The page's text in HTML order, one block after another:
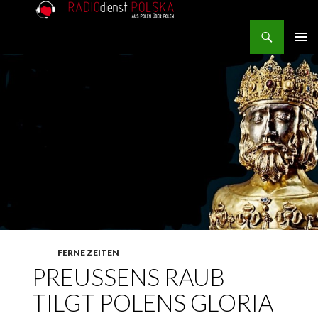
MENU
FERNE ZEITEN
PREUSSENS RAUB
TILGT POLENS GLORIA